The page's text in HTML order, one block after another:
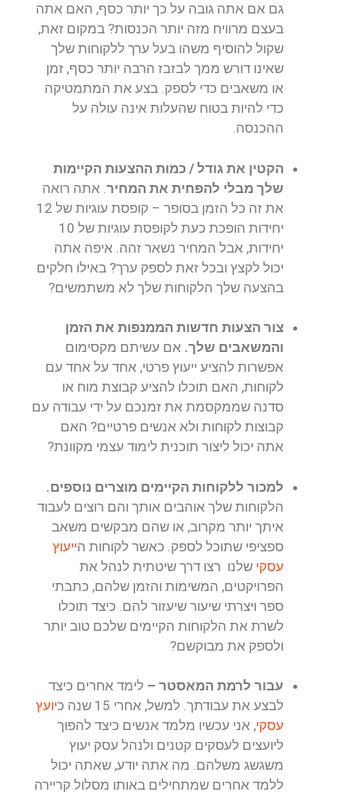
גם אם אתה גובה על כך יותר כסף, האם אתה
בעצם מרוויח מזה יותר הכנסות? במקום זאת,
שקול להוסיף משהו בעל ערך ללקוחות שלך
שאינו דורש ממך לבזבז הרבה יותר כסף, זמן
או משאבים כדי לספק. בצע את המתמטיקה
כדי להיות בטוח שהעלות אינה עולה על
ההכנסה.
הקטין את גודל / כמות ההצעות הקיימות
שלך מבלי להפחית את המחיר . אתה רואה
את זה כל הזמן בסופר – קופסת עוגיות של 12
יחידות הופכת כעת לקופסת עוגיות של 10
יחידות, אבל המחיר נשאר זהה. איפה אתה
יכול לקצץ ובכל זאת לספק ערך? באילו חלקים
בהצעה שלך הלקוחות שלך לא משתמשים?
צור הצעות חדשות הממנפות את הזמן
והמשאבים שלך. אם עשיתם מקסימום
אפשרות להציע ייעוץ פרטי, אחד על אחד עם
לקוחות, האם תוכלו להציע קבוצת מוח או
סדנה שממקסמת את זמנכם על ידי עבודה עם
קבוצות לקוחות ולא אנשים פרטיים? האם
אתה יכול ליצור תוכנית לימוד עצמי מקוונת?
למכור ללקוחות הקיימים מוצרים נוספים.
הלקוחות שלך אוהבים אותך והם רוצים לעבוד
איתך יותר מקרוב, או שהם מבקשים משאב
ספציפי שתוכל לספק. כאשר לקוחות הייעוץ
עסקי שלנו רצו דרך שיטתית לנהל את
הפרויקטים, המשימות והזמן שלהם, כתבתי
ספר ויצרתי שיעור שיעזור להם. כיצד תוכלו
לשרת את הלקוחות הקיימים שלכם טוב יותר
ולספק את מבוקשם?
עבור לרמת המאסטר – לימד אחרים כיצד
לבצע את עבודתך. למשל, אחרי 15 שנה כ
יועץ
עסקי, אני עכשיו מלמד אנשים כיצד להפוך
ליועצים לעסקים קטנים ולנהל עסק יעוץ
משגשג משלהם. מה אתה יודע, שאתה יכול
ללמד אחרים שמתחילים באותו מסלול קריירה